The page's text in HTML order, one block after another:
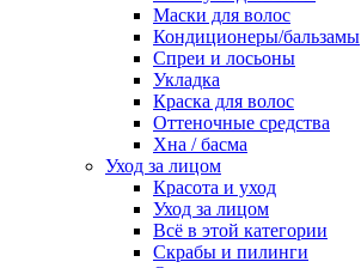
Маски для волос
Кондиционеры/бальзамы
Спреи и лосьоны
Укладка
Краска для волос
Оттеночные средства
Хна / басма
Уход за лицом
Красота и уход
Уход за лицом
Всё в этой категории
Скрабы и пилинги